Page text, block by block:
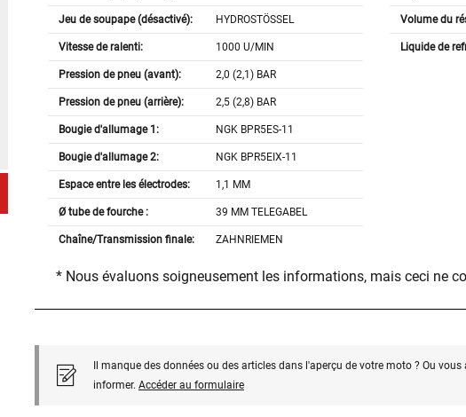
Jeu de soupape (désactivé): HYDROSTÖSSEL
Vitesse de ralenti: 1000 U/MIN
Pression de pneu (avant): 2,0 (2,1) BAR
Pression de pneu (arrière): 2,5 (2,8) BAR
Bougie d'allumage 1: NGK BPR5ES-11
Bougie d'allumage 2: NGK BPR5EIX-11
Espace entre les électrodes: 1,1 MM
Ø tube de fourche : 39 MM TELEGABEL
Chaîne/Transmission finale: ZAHNRIEMEN
Volume du
Liquide de
* Nous évaluons soigneusement les informations, mais ceci ne
Il manque des données ou des articles dans l'aperçu de votre moto ? Ou
informer. Accéder au formulaire